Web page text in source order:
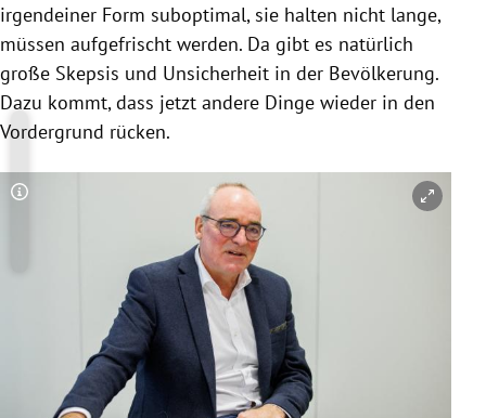
irgendeiner Form suboptimal, sie halten nicht lange,
müssen aufgefrischt werden. Da gibt es natürlich
große Skepsis und Unsicherheit in der Bevölkerung.
Dazu kommt, dass jetzt andere Dinge wieder in den
Vordergrund rücken.
Copyright-Hinweis öffnen/schließen